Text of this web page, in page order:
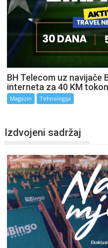
BH Telecom uz navijače
interneta za 40 KM
Magazin Tehnologija
Izdvojeni sadržaj